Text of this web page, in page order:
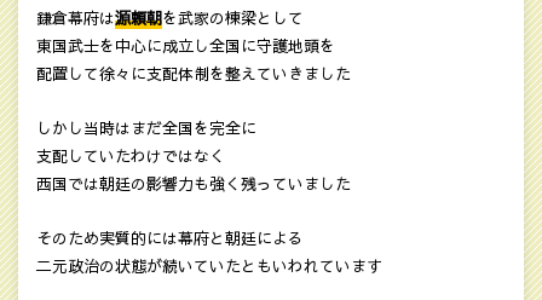
鎌倉幕府は源頼朝を武家の棟梁として
東国武士を中心に成立し全国に守護地頭を
配置して徐々に支配体制を整えていきました
しかし当時はまだ全国を完全に
支配していたわけではなく
西国では朝廷の影響力も強く残っていました
そのため実質的には幕府と朝廷による
二元政治の状態が続いていたともいわれています